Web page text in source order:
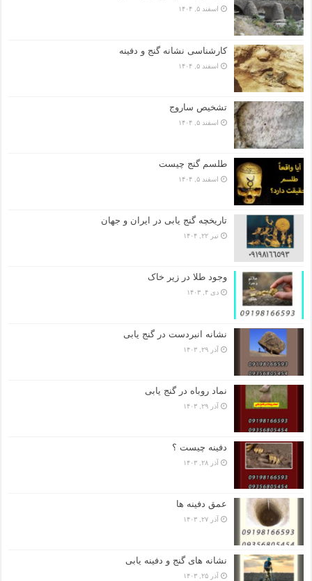
اسفند ۵, ۱۴۰۴
کارشناسی نشانه گنج و دفینه
اسفند ۵, ۱۴۰۴
تشخیص ساروج
اسفند ۵, ۱۴۰۴
طلسم گنج چیست
اسفند ۵, ۱۴۰۴
تاریخچه گنج‌ یابی در ایران و جهان
تیر ۲۲, ۱۴۰۴
وجود طلا در زیر خاک
دی ۴, ۱۴۰۳
نشانه انبردست در گنج یابی
آذر ۲۹, ۱۴۰۳
نماد روباه در گنج یابی
آذر ۲۹, ۱۴۰۳
دفینه چیست ؟
آذر ۲۸, ۱۴۰۳
عمق دفینه ها
آذر ۲۷, ۱۴۰۳
نشانه های گنج و دفینه یابی
آذر ۲۵, ۱۴۰۳